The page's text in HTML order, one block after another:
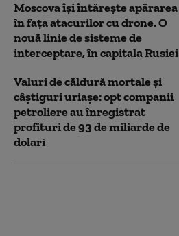
Moscova își întărește apărarea
în fața atacurilor cu drone. O
nouă linie de sisteme de
interceptare, în capitala Rusiei
Valuri de căldură mortale și
câștiguri uriașe: opt companii
petroliere au înregistrat
profituri de 93 de miliarde de
dolari